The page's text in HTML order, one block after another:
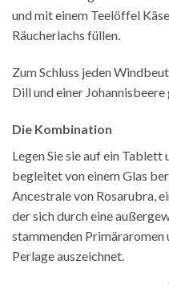
und mit einem Teelöffel
Räucherlachs füllen.
Zum Schluss jeden
Dill und einer Johannisbeere
Die Kombination
Legen Sie sie auf ein Tablett
begleitet von einem Glas
Ancestrale von Rosarubra,
der sich durch eine
stammenden Primäraromen
Perlage auszeichnet.